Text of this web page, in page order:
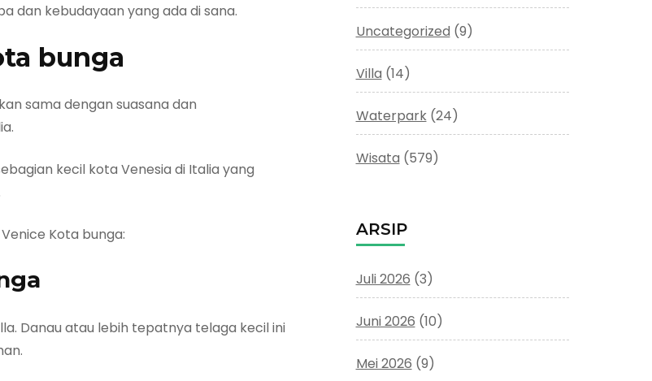
dan kebudayaan yang ada di sana.
bunga
sama dengan suasana dan
kecil kota Venesia di Italia yang
Kota bunga:
Danau atau lebih tepatnya telaga kecil ini
Uncategorized (9)
Villa (14)
Waterpark(24)
Wisata (579)
ARSIP
Juli 2026 (3)
Juni 2026 (10)
Mei 2026 (9)